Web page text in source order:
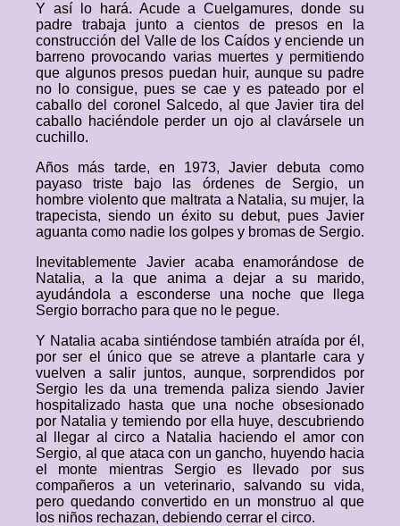
Y así lo hará. Acude a Cuelgamures, donde su
padre trabaja junto a cientos de presos en la
construcción del Valle de los Caídos y enciende un
barreno provocando varias muertes y permitiendo
que algunos presos puedan huir, aunque su padre
no lo consigue, pues se cae y es pateado por el
caballo del coronel Salcedo, al que Javier tira del
caballo haciéndole perder un ojo al clavársele un
cuchillo.
Años más tarde, en 1973, Javier debuta como
payaso triste bajo las órdenes de Sergio, un
hombre violento que maltrata a Natalia, su mujer, la
trapecista, siendo un éxito su debut, pues Javier
aguanta como nadie los golpes y bromas de Sergio.
Inevitablemente Javier acaba enamorándose de
Natalia, a la que anima a dejar a su marido,
ayudándola a esconderse una noche que llega
Sergio borracho para que no le pegue.
Y Natalia acaba sintiéndose también atraída por él,
por ser el único que se atreve a plantarle cara y
vuelven a salir juntos, aunque, sorprendidos por
Sergio les da una tremenda paliza siendo Javier
hospitalizado hasta que una noche obsesionado
por Natalia y temiendo por ella huye, descubriendo
al llegar al circo a Natalia haciendo el amor con
Sergio, al que ataca con un gancho, huyendo hacia
el monte mientras Sergio es llevado por sus
compañeros a un veterinario, salvando su vida,
pero quedando convertido en un monstruo al que
los niños rechazan, debiendo cerrar el circo.